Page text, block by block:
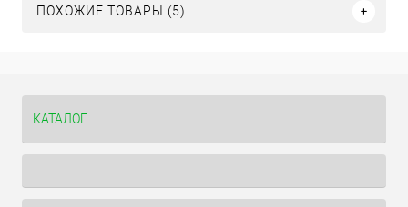
ПОХОЖИЕ ТОВАРЫ (5)
КАТАЛОГ